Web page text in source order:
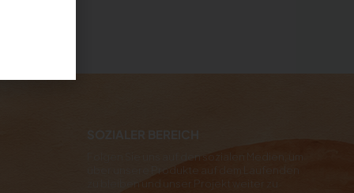
SOZIALER BEREICH
Folgen Sie uns auf den sozialen Medien, um
über unsere Produkte auf dem Laufenden
zu bleiben und unser Projekt weiter zu